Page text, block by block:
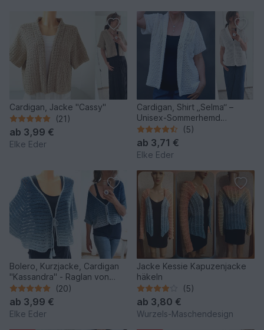
Cardigan, Jacke "Cassy"
(21)
ab 3,99 €
Elke Eder
Cardigan, Shirt „Selma“ –
Unisex-Sommerhemd
Häkelanleitung
(5)
ab 3,71 €
Elke Eder
Bolero, Kurzjacke, Cardigan
"Kassandra" - Raglan von
oben (RVO) (20)
ab 3,99 €
Elke Eder
Jacke Kessie Kapuzenjacke
häkeln
(5)
ab 3,80 €
Wurzels-Maschendesign